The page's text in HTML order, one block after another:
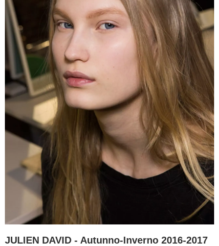
JULIEN DAVID - Autunno-Inverno 2016-2017